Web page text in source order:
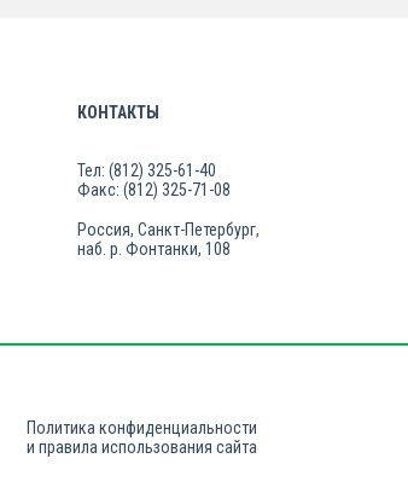
КОНТАКТЫ
Тел: (812) 325-61-40
Факс: (812) 325-71-08
Россия, Санкт-Петербург,
наб. р. Фонтанки, 108
Политика конфиденциальности
и правила использования сайта